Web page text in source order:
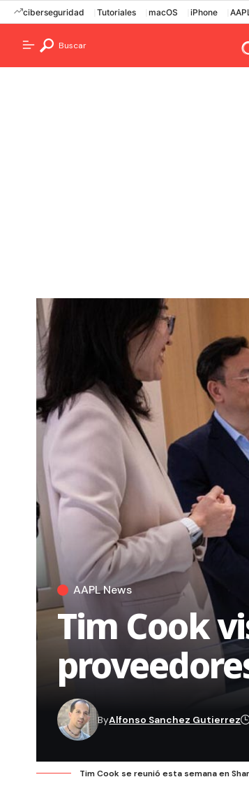
ciberseguridad Tutoriales macOS iPhone
Buscar
AAPL News
Tim Cook
ByAlfonso Sanchez Gutierrez
Tim Cook se reunió esta semana en